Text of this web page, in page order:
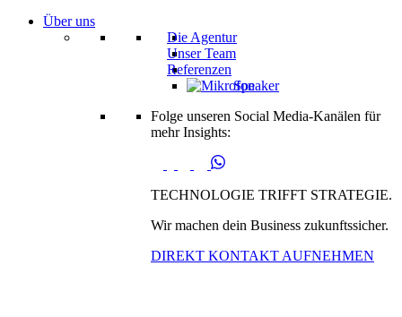
Über uns
Die Agentur
Unser Team
Referenzen
Speaker
Folge unseren Social Media-Kanälen für
mehr Insights:
TECHNOLOGIE TRIFFT STRATEGIE.
Wir machen dein Business zukunftssicher.
DIREKT KONTAKT AUFNEHMEN